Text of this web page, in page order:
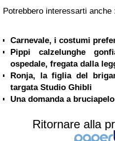
Potrebbero interessarti anche
Carnevale, i costumi
Pippi calzelunghe
ospedale, fregata dalla
Ronja, la figlia del
targata Studio Ghibli
Una domanda a bruciapelo
Ritornare alla